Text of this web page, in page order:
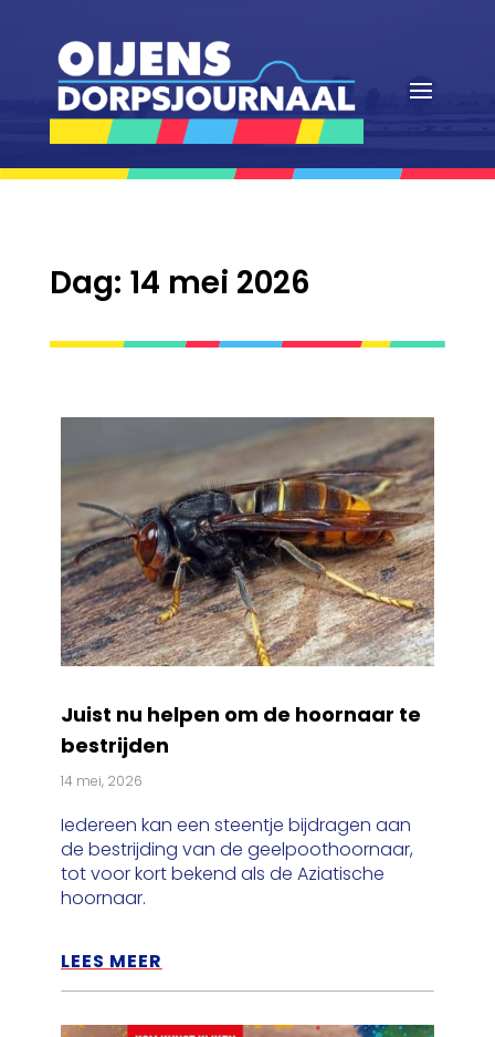
Dag: 14 mei 2026
Juist nu helpen om de hoornaar te
bestrijden
14 mei, 2026
Iedereen kan een steentje bijdragen aan
de bestrijding van de geelpoothoornaar,
tot voor kort bekend als de Aziatische
hoornaar.
LEES MEER